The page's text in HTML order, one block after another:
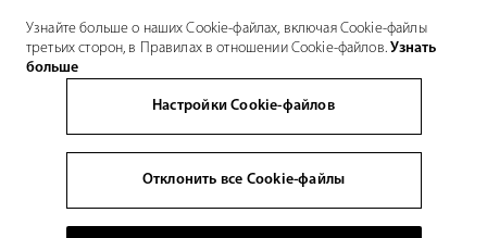
Узнайте больше о наших Cookie-файлах, включая Cookie-файлы
третьих сторон, в Правилах в отношении Cookie-файлов.Узнать
больше
Настройки Cookie-файлов
Отклонить все Cookie-файлы